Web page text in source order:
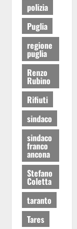
polizia
Puglia
regione
puglia
Renzo
Rubino
Rifiuti
sindaco
sindaco
franco
ancona
Stefano
Coletta
taranto
Tares